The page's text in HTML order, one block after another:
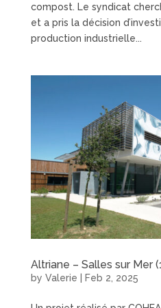
compost. Le syndicat
et a pris la décision
production industrielle...
Altriane – Salles sur Mer
by Valerie | Feb 2, 2025